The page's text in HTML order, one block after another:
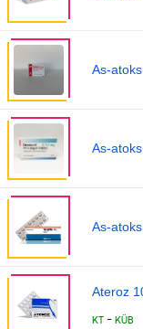
As-
As-
As-
Ateroz
KT - KÜB